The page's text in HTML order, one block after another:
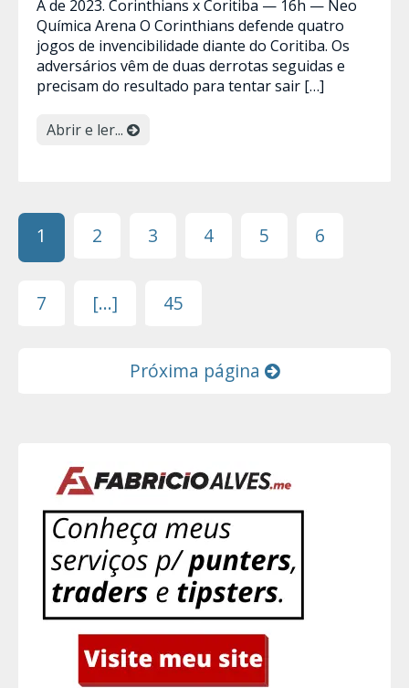
A de 2023. Corinthians x Coritiba — 16h — Neo
Química Arena O Corinthians defende quatro
jogos de invencibilidade diante do Coritiba. Os
adversários vêm de duas derrotas seguidas e
precisam do resultado para tentar sair […]
Abrir e ler...
1 2 3 4 5 6
7 [...] 45
Próxima página